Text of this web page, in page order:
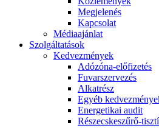
Megjelenés
Kapcsolat
Médiaajánlat
Szolgáltatások
Kedvezmények
Adózóna-előfizetés
Fuvarszervezés
Alkatrész
Egyéb
Energetikai audit
Részecskeszűrő-